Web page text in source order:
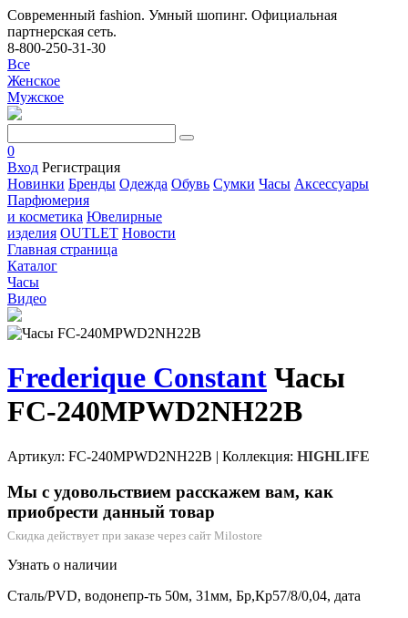
Современный fashion. Умный шопинг. Официальная
партнерская сеть.
8-800-250-31-30
Все
Женское
Мужское
0
Вход Регистрация
Новинки Бренды Одежда Обувь Сумки Часы Аксессуары
Парфюмерия
и косметика Ювелирные
изделия OUTLET Новости
Главная страница
Каталог
Часы
Видео
Frederique Constant Часы
FC-240MPWD2NH22B
Артикул: FC-240MPWD2NH22B | Коллекция: HIGHLIFE
Мы с удовольствием расскажем вам, как
приобрести данный товар
Скидка действует при заказе через сайт Milostore
Узнать о наличии
Сталь/PVD, водонепр-ть 50м, 31мм, Бр,Кр57/8/0,04, дата